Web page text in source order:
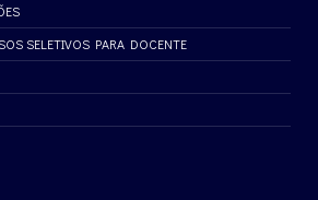
SELETIVOS PARA DOCENTE